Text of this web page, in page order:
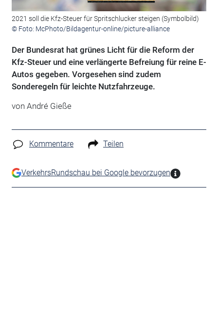
2021 soll die Kfz-Steuer für Spritschlucker steigen (Symbolbild)
© Foto: McPhoto/Bildagentur-online/picture-alliance
Der Bundesrat hat grünes Licht für die Reform der
Kfz-Steuer und eine verlängerte Befreiung für reine E-
Autos gegeben. Vorgesehen sind zudem
Sonderegeln für leichte Nutzfahrzeuge.
von André Gieße
Kommentare Teilen
VerkehrsRundschau bei Google bevorzugen